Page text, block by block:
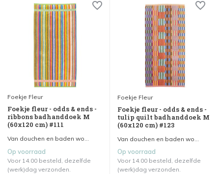
Foekje Fleur
Foekje fleur - odds & ends -
ribbons badhanddoek M
(60x120 cm) #111
Van douchen en baden wo...
Op voorraad
Voor 14.00 besteld, dezelfde
(werk)dag verzonden.
Foekje Fleur
Foekje fleur - odds & ends -
tulip quilt badhanddoek M
(60x120 cm) #123
Van douchen en baden wo...
Op voorraad
Voor 14.00 besteld, dezelfde
(werk)dag verzonden.